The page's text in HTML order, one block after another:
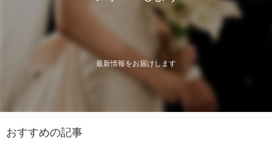
最新情報をお届けします
おすすめの記事